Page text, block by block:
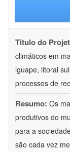
Título do
climáticos em
iguape, litoral
processos de
Resumo: Os
produtivos do
para a
são cada vez